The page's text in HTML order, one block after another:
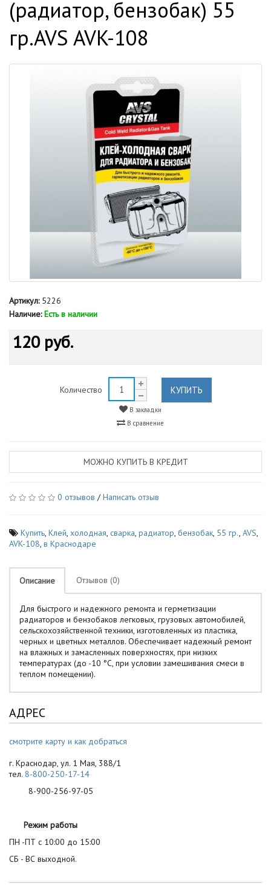
(радиатор, бензобак) 55
гр.AVS AVK-108
Артикул:5226
Наличие: Есть в наличии
120 руб.
Количество КУПИТЬ
В закладки
В сравнение
МОЖНО КУПИТЬ В КРЕДИТ
0 отзывов /Написать отзыв
Купить, Клей, холодная, сварка, радиатор, бензобак, 55 гр., AVS,
AVK-108, в Краснодаре
Описание Отзывов (0)
Для быстрого и надежного ремонта и герметизации
радиаторов и бензобаков легковых, грузовых автомобилей,
сельскохозяйственной техники, изготовленных из пластика,
черных и цветных металлов. Обеспечивает надежный ремонт
на влажных и замасленных поверхностях, при низких
температурах (до -10 °С, при условии замешивания смеси в
теплом помещении).
АДРЕС
смотрите карту и как добраться
г. Краснодар, ул. 1 Мая, 388/1
тел. 8-800-250-17-14
8-900-256-97-05
Режим работы
ПН -ПТ с 10:00 до 15:00
СБ - ВС выходной.